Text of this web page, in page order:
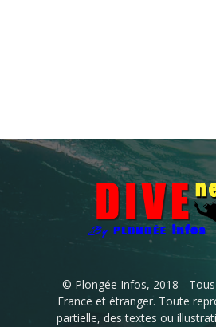
© Plongée Infos, 2018 -
France et étranger. Toute
partielle, des textes ou